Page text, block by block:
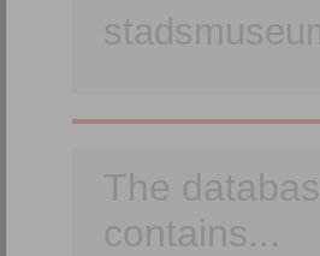
The
contains...